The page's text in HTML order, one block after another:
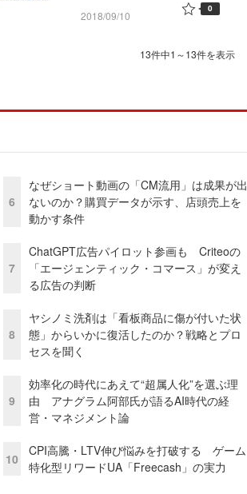
2018/09/10
0
13件中1～13件を表示
6
なぜショート動画の「CM流用」は成果が出
ないのか？購買データが示す、店頭売上を
動かす条件
7
ChatGPT広告パイロット参画も Criteoの
「エージェンティック・コマース」が変え
る広告の判断
8
ヤシノミ洗剤は「看板商品に傷が付いた状
態」からいかに復活したのか？戦略とプロ
セスを聞く
9
効率化の時代にあえて“超属人化”を選ぶ理
由 アナグラム阿部氏が語るAI時代の経
営・マネジメント論
10
CPI高騰・LTV伸び悩みを打破する ゲーム
特化型リワードUA「Freecash」の実力